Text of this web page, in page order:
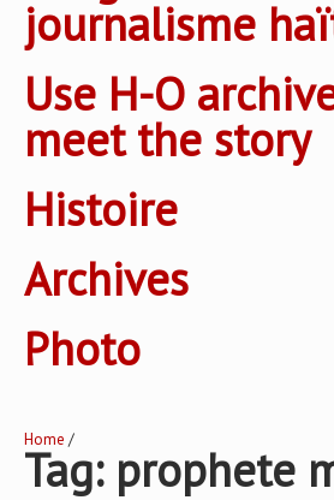
journalisme
Use H-O
meet the story
Histoire
Archives
Photo
Home /
Tag: prophete